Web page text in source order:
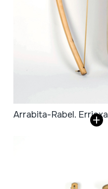
Arrabita-Rabel. Errioxa